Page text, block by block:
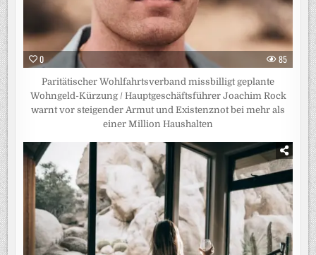
0 85
Paritätischer Wohlfahrtsverband missbilligt geplante
Wohngeld-Kürzung / Hauptgeschäftsführer Joachim Rock
warnt vor steigender Armut und Existenznot bei mehr als
einer Million Haushalten